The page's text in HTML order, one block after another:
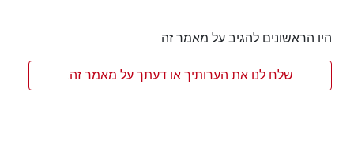
היו הראשונים להגיב על מאמר זה
שלח לנו את הערותיך או דעתך על מאמר זה.